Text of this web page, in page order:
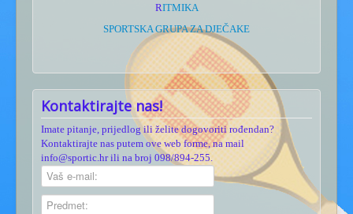
RITMIKA
SPORTSKA GRUPA ZA DJEČAKE
Kontaktirajte nas!
Imate pitanje, prijedlog ili želite dogovoriti rođendan?
Kontaktirajte nas putem ove web forme, na mail
info@sportic.hr ili na broj 098/894-255.